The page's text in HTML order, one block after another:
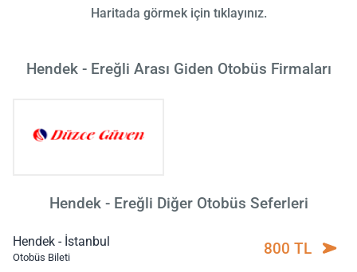
Haritada görmek için tıklayınız.
Hendek - Ereğli Arası Giden Otobüs Firmaları
Hendek - Ereğli Diğer Otobüs Seferleri
Hendek - İstanbul
Otobüs Bileti 800 TL